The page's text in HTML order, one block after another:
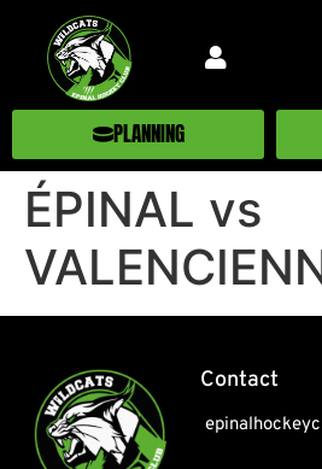
PLANNING
ÉPINAL vs
Contact